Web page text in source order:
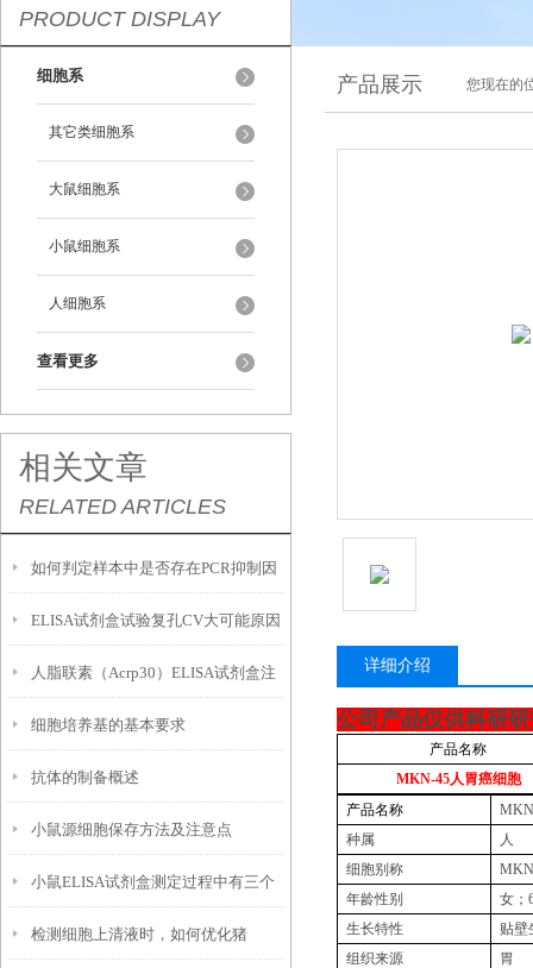
PRODUCT DISPLAY
细胞系
其它类细胞系
大鼠细胞系
小鼠细胞系
人细胞系
查看更多
相关文章
RELATED ARTICLES
如何判定样本中是否存在PCR抑制因
子？
ELISA试剂盒试验复孔CV大可能原因
及建议方案
人脂联素（Acrp30）ELISA试剂盒注
意事项
细胞培养基的基本要求
抗体的制备概述
小鼠源细胞保存方法及注意点
小鼠ELISA试剂盒测定过程中有三个
必要的试剂
检测细胞上清液时，如何优化猪
产品展示 您现在的
详细介绍
公司产品仅供科研
产品名称
MKN-45人胃癌细胞
产品名称
种属
人
细胞别称
年龄性别
女；
生长特性
贴壁
组织来源
胃